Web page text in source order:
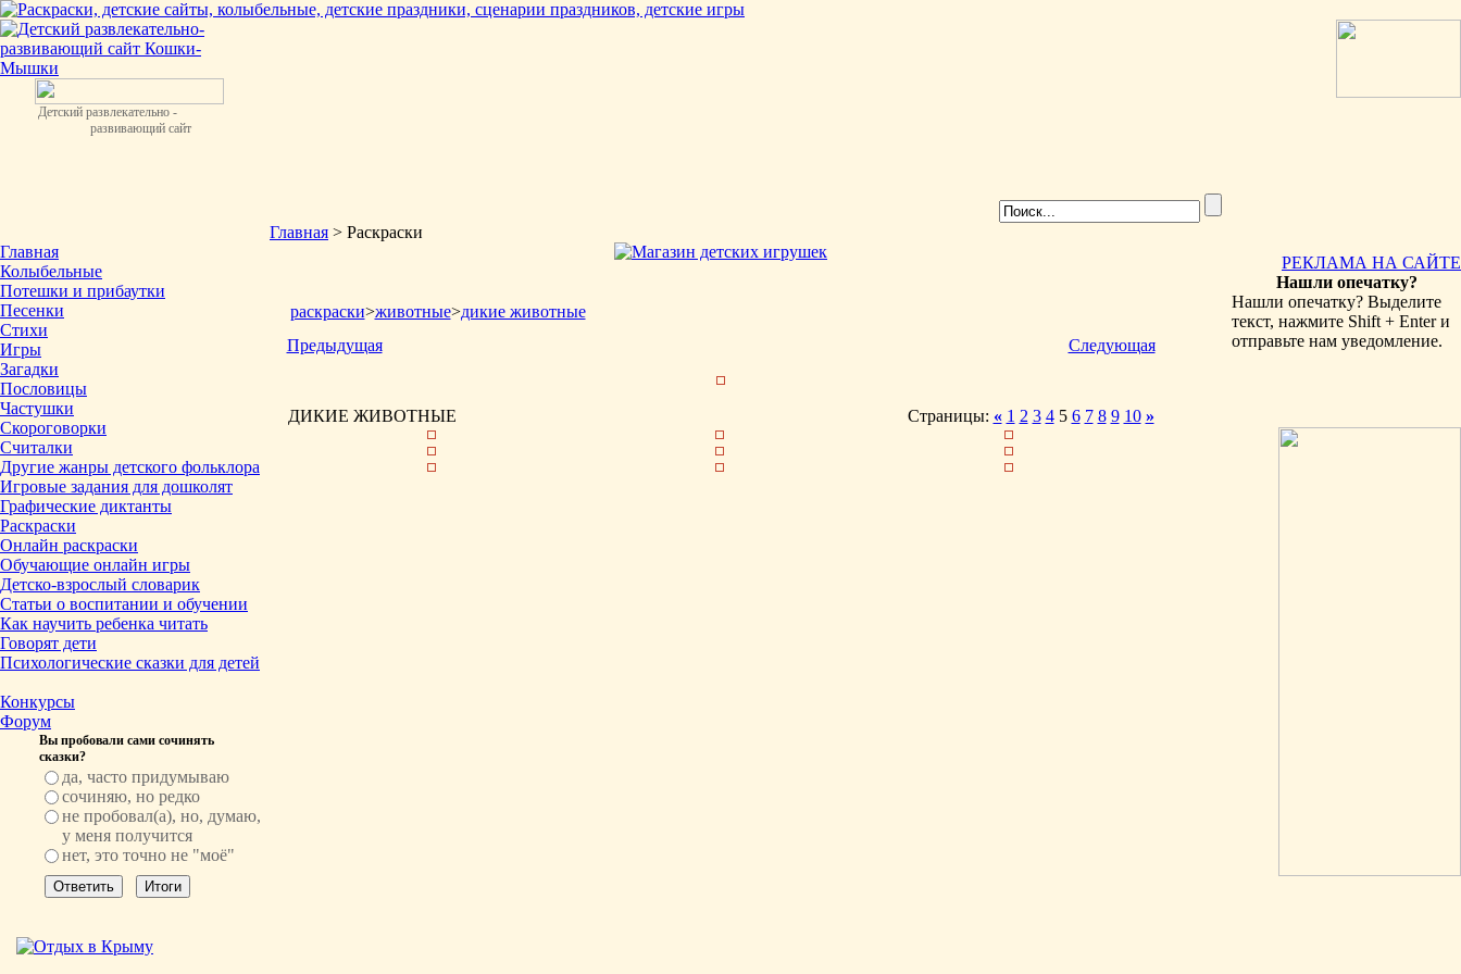
Детский развлекательно -
развивающий сайт
Главная
Колыбельные
Потешки и прибаутки
Песенки
Стихи
Игры
Загадки
Пословицы
Частушки
Скороговорки
Считалки
Другие жанры детского фольклора
Игровые задания для дошколят
Графические диктанты
Раскраски
Онлайн раскраски
Обучающие онлайн игры
Детско-взрослый словарик
Статьи о воспитании и обучении
Как научить ребенка читать
Говорят дети
Психологические сказки для детей
Конкурсы
Форум
Вы пробовали сами сочинять
сказки?
да, часто придумываю
сочиняю, но редко
не пробовал(а), но, думаю,
у меня получится
нет, это точно не "моё"
Главная > Раскраски
раскраски>животные>дикие животные
Предыдущая
Следующая
ДИКИЕ ЖИВОТНЫЕ Страницы: « 1 2 3 45 6 7 8 9 10 »
РЕКЛАМА НА САЙТЕ
Нашли опечатку?
Нашли опечатку? Выделите
текст, нажмите Shift + Enter и
отправьте нам уведомление.